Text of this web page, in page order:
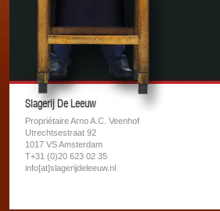
Slagerij De Leeuw
Propriétaire Arno A.C. Veenhof
Utrechtsestraat 92
1017 VS Amsterdam
T+31 (0)20 623 02 35
info[at]slagerijdeleeuw.nl